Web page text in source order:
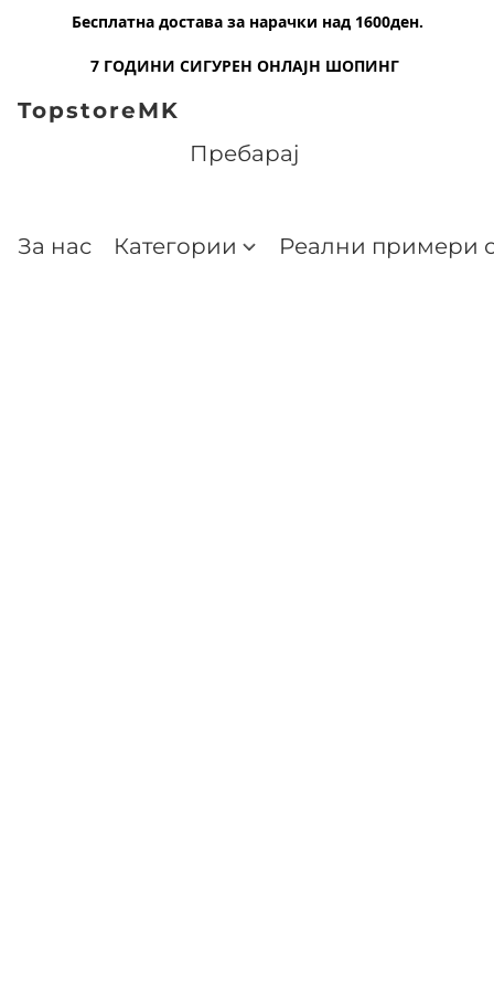
Бесплатна достава за нарачки над 1600ден.
7 ГОДИНИ СИГУРЕН ОНЛАЈН ШОПИНГ
TopstoreMK
За нас Категории Реални примери